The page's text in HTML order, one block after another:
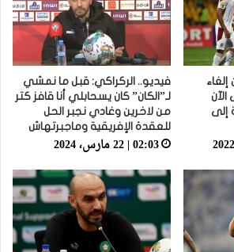
إلى
فيديو.. الركراكي: قبل ما نمشي
لـ”الكان” كان يسحابلي أنا قافز كتر
من لاخرين وغادي نجبر الحل
للعقدة الإفريقية وماجبرتهاش
02:03 | 22 مارس، 2024